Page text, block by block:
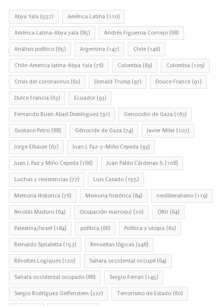
Abya Yala (557) América Latina (110)
América Latina-Abya yala (85) Andrés Figueroa Cornejo (68)
Análisis político (65) Argentina (147) Chile (146)
Chile-America latina-Abya Yala (76) Colombia (89) Colombia (109)
Crisis del coronavirus (62) Donald Trump (97) Douce France (91)
Dulce Francia (63) Ecuador (93)
Fernando Buen Abad Domínguez (91) Genocidio de Gaza (163)
Gustavo Petro (88) Génocide de Gaza (74) Javier Milei (107)
Jorge Elbaum (67) Juan J. Paz-y-Miño Cepeda (93)
Juan J. Paz y Miño Cepeda (166) Juan Pablo Cárdenas S. (108)
Luchas y resistencias (77) Luis Casado (155)
Memoria Historica (76) Memoria histórica (84) neoliberalismo (119)
Nicolás Maduro (64) Ocupación marroquí (70) ONU (64)
Palestina/Israel (184) política (66) Política y utopia (62)
Reinaldo Spitaletta (153) Revueltas lógicas (246)
Révoltes Logiques (120) Sahara occidental occupé (64)
Sahara occidental ocupado (88) Sergio Ferrari (145)
Sergio Rodríguez Gelfenstein (227) Terrorismo de Estado (80)